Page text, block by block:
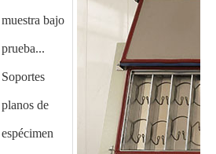
muestra bajo
prueba...
Soportes
planos de
espécimen